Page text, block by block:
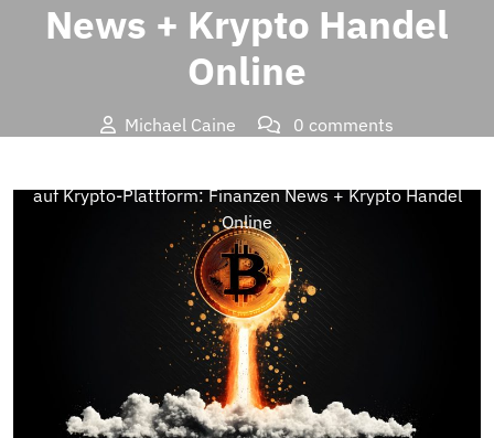
News + Krypto Handel
Online
Michael Caine
0 comments
auf Krypto-Plattform: Finanzen News + Krypto Handel
Online